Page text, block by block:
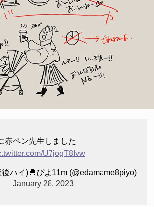
赤ペン先生しました
U7jogT8Ivw
ハイ)🐣ぴよ11m (@edamame8piyo)
January 28, 2023